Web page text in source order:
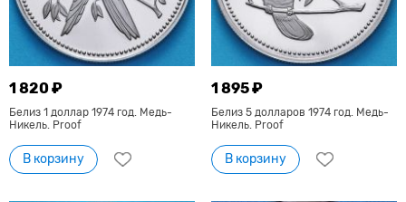
1 820 ₽
Белиз 1 доллар 1974 год. Медь-
Никель. Proof
В корзину
1 895 ₽
Белиз 5 долларов 1974 год. Медь-
Никель. Proof
В корзину